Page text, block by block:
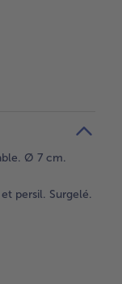
Ø 7 cm.
persil. Surgelé.